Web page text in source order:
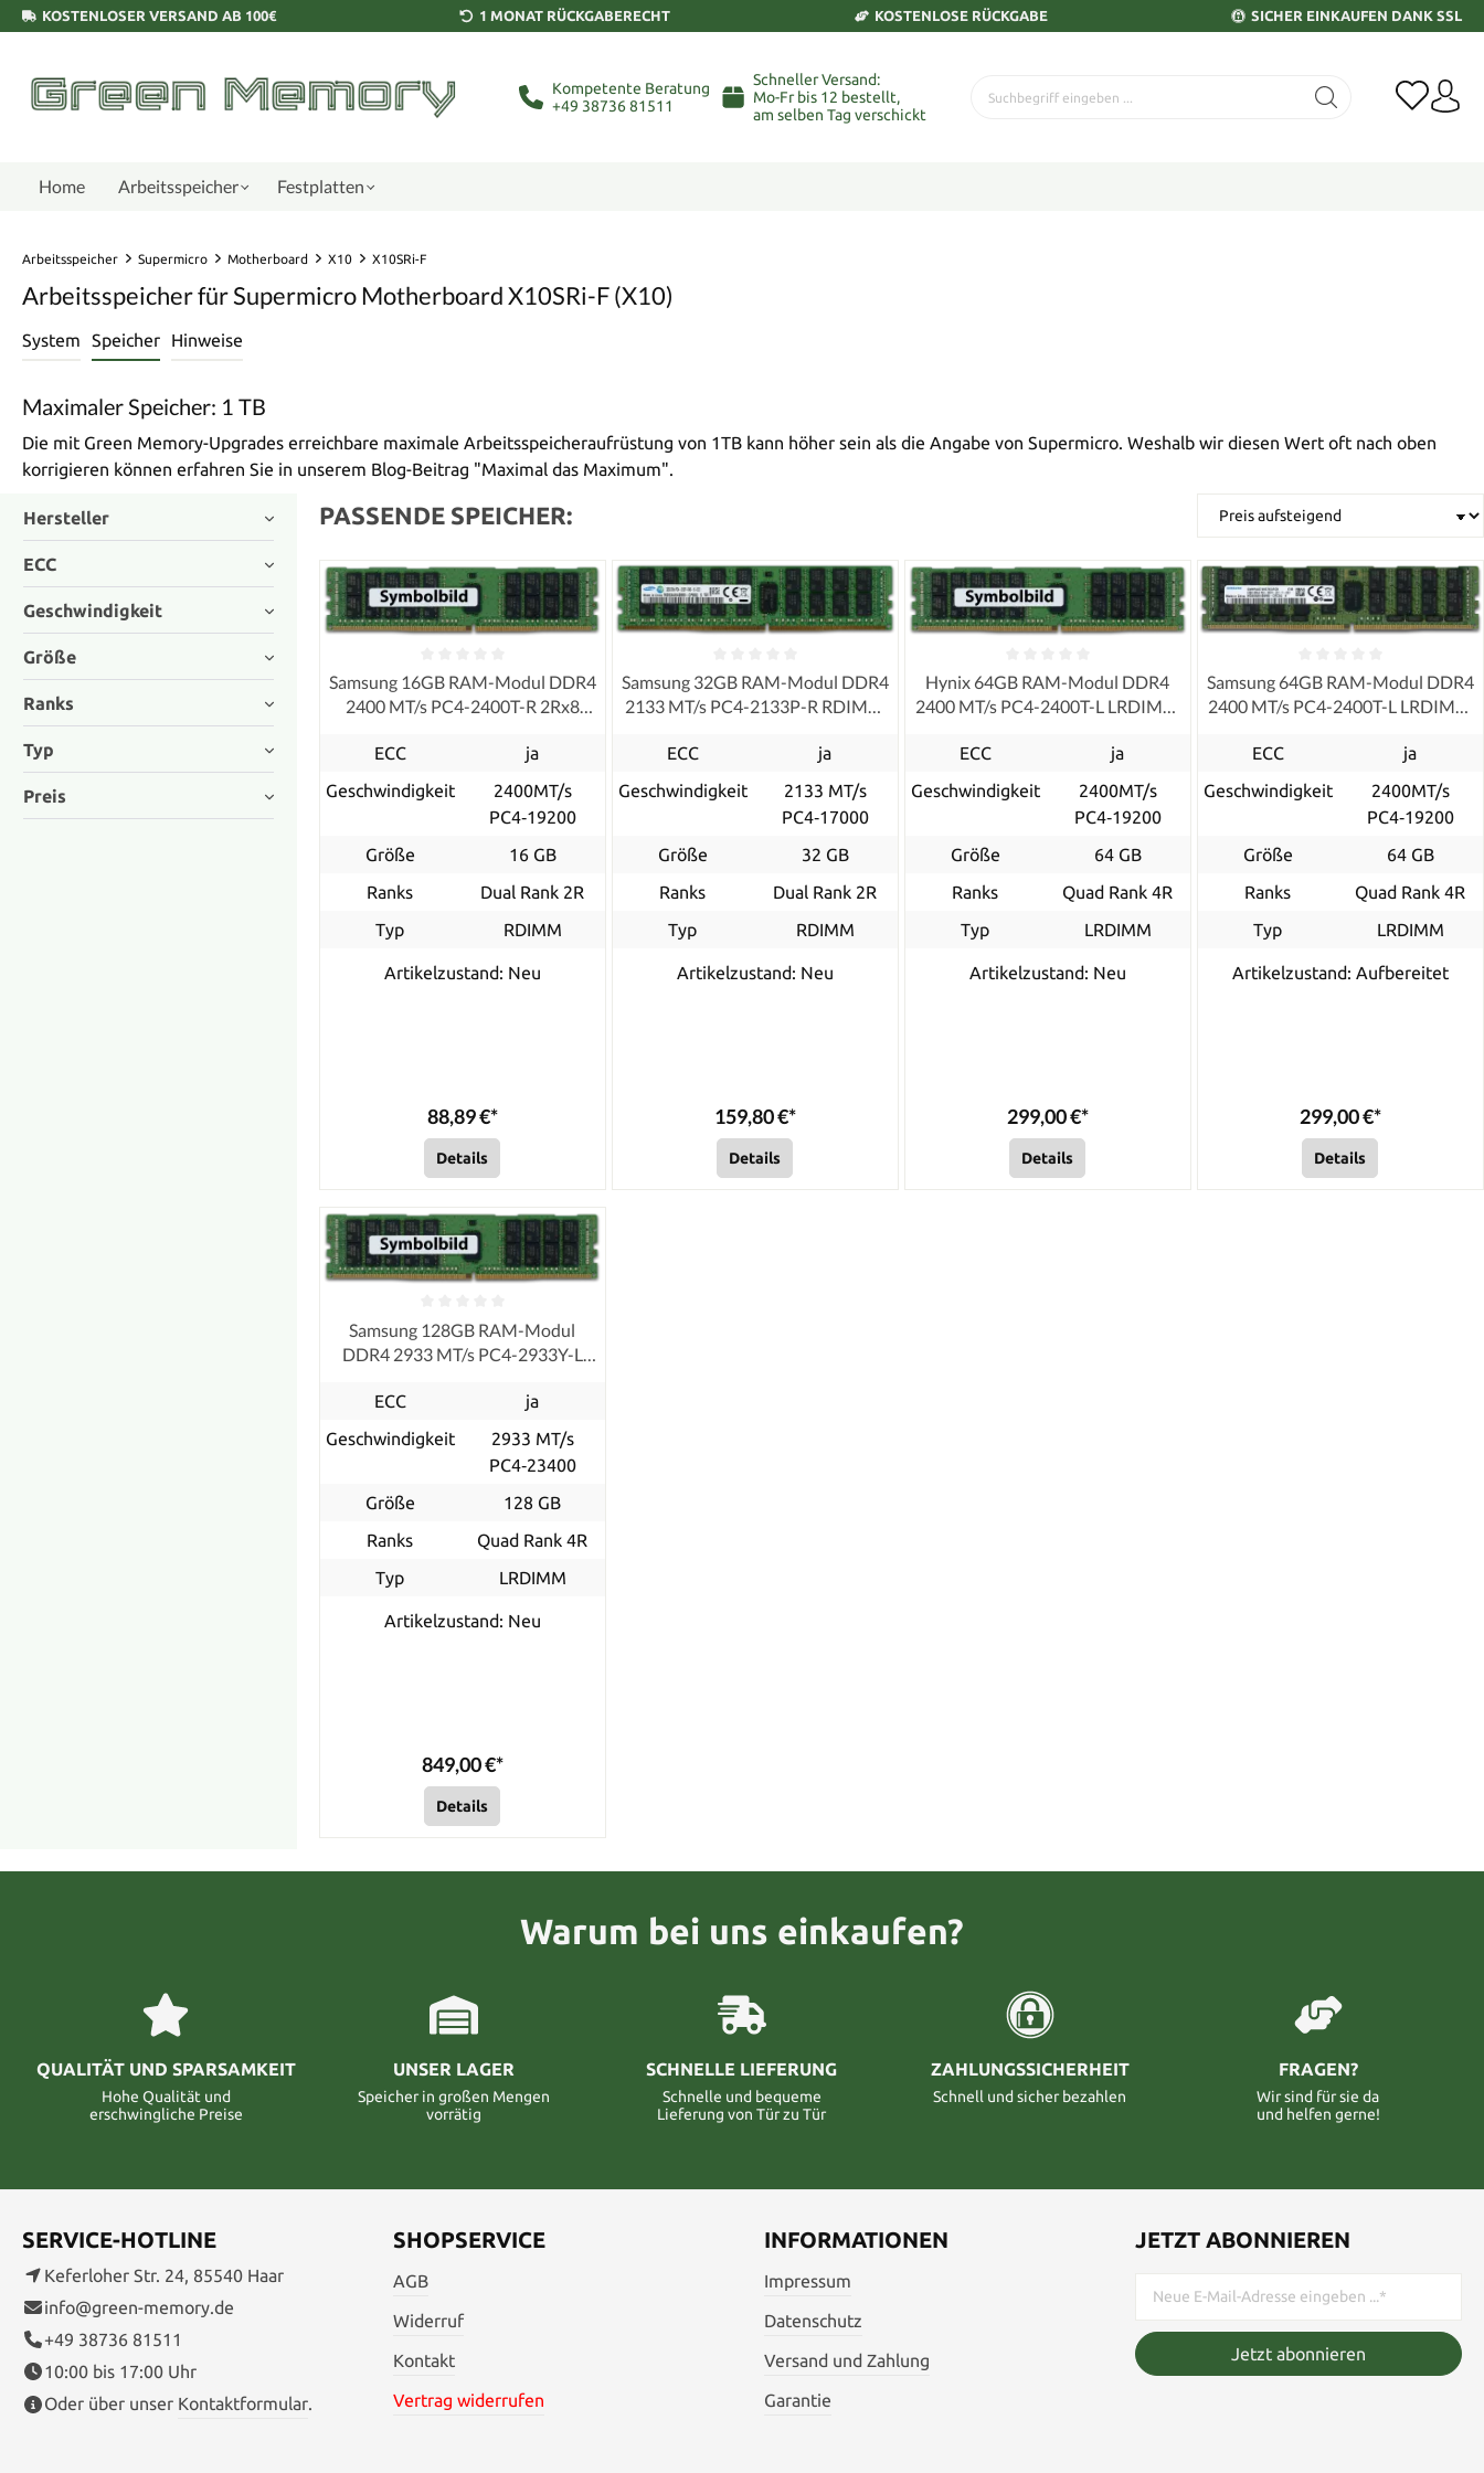
KOSTENLOSER VERSAND AB 100€ 1 MONAT RÜCKGABERECHT KOSTENLOSE RÜCKGABE SICHER EINKAUFEN DANK SSL
Kompetente Beratung
+49 38736 81511
Schneller Versand:
Mo-Fr bis 12 bestellt,
am selben Tag verschickt
Home Arbeitsspeicher Festplatten
Arbeitsspeicher Supermicro Motherboard X10 X10SRi-F
Arbeitsspeicher für Supermicro Motherboard X10SRi-F (X10)
System Speicher Hinweise
Maximaler Speicher: 1 TB
Die mit Green Memory-Upgrades erreichbare maximale Arbeitsspeicheraufrüstung von 1TB kann höher sein als die Angabe von Supermicro. Weshalb wir diesen Wert oft nach oben
korrigieren können erfahren Sie in unserem Blog-Beitrag "Maximal das Maximum".
Hersteller
ECC
Geschwindigkeit
Größe
Ranks
Typ
Preis
PASSENDE SPEICHER:
Samsung 16GB RAM-Modul DDR4
2400 MT/s PC4-2400T-R 2Rx8
ECC
ja
Geschwindigkeit
2400MT/s
PC4‑19200
Größe
16 GB
Ranks
Dual Rank 2R
Typ
RDIMM
Artikelzustand: Neu
88,89 €*
Details
Samsung 32GB RAM-Modul DDR4
2133 MT/s PC4-2133P-R RDIMM
ECC
ja
Geschwindigkeit
2133 MT/s
PC4‑17000
Größe
32 GB
Ranks
Dual Rank 2R
Typ
RDIMM
Artikelzustand: Neu
159,80 €*
Details
Hynix 64GB RAM-Modul DDR4
2400 MT/s PC4-2400T-L LRDIMM
ECC
ja
Geschwindigkeit
2400MT/s
PC4‑19200
Größe
64 GB
Ranks
Quad Rank 4R
Typ
LRDIMM
Artikelzustand: Neu
299,00 €*
Details
Samsung 64GB RAM-Modul DDR4
2400 MT/s PC4-2400T-L LRDIMM
ECC
ja
Geschwindigkeit
2400MT/s
PC4‑19200
Größe
64 GB
Ranks
Quad Rank 4R
Typ
LRDIMM
Artikelzustand: Aufbereitet
299,00 €*
Details
Samsung 128GB RAM-Modul
DDR4 2933 MT/s PC4-2933Y-L
ECC
ja
Geschwindigkeit
2933 MT/s
PC4‑23400
Größe
128 GB
Ranks
Quad Rank 4R
Typ
LRDIMM
Artikelzustand: Neu
849,00 €*
Details
Warum bei uns einkaufen?
QUALITÄT UND SPARSAMKEIT
Hohe Qualität und
erschwingliche Preise
UNSER LAGER
Speicher in großen Mengen
vorrätig
SCHNELLE LIEFERUNG
Schnelle und bequeme
Lieferung von Tür zu Tür
ZAHLUNGSSICHERHEIT
Schnell und sicher bezahlen
FRAGEN?
Wir sind für sie da
und helfen gerne!
SERVICE-HOTLINE
Keferloher Str. 24, 85540 Haar
info@green-memory.de
+49 38736 81511
10:00 bis 17:00 Uhr
Oder über unser Kontaktformular
SHOPSERVICE
AGB
Widerruf
Kontakt
Vertrag widerrufen
INFORMATIONEN
Impressum
Datenschutz
Versand und Zahlung
Garantie
JETZT ABONNIEREN
Jetzt abonnieren